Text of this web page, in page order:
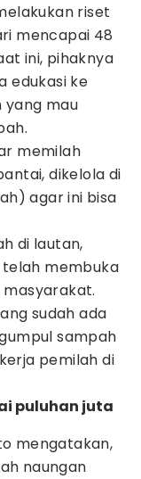
riset
mencapai 48
ini, pihaknya
edukasi ke
mau
memilah
dikelola di
agar ini bisa
di lautan,
telah membuka
sudah ada
sampah
pemilah di
puluhan juta
mengatakan,
naungan